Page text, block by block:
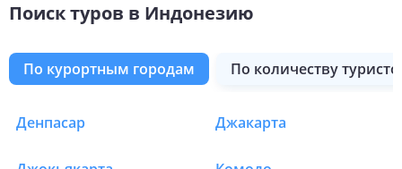
Поиск туров в Индонезию
по курортным городам по количеству
Туры в Индонезию
Денпасар Джакарта